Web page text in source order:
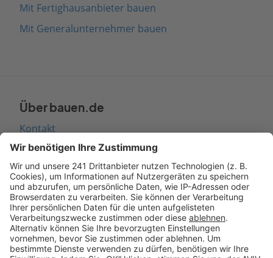
Mit Fertighausanbieter bauen
Mit Generalunternehmer bauen
Über bauen.de
Kontakt
Seitenaufbau
Barrierefreiheit
Cookie Einstellungen
Rechtliches
AGB-Übersicht